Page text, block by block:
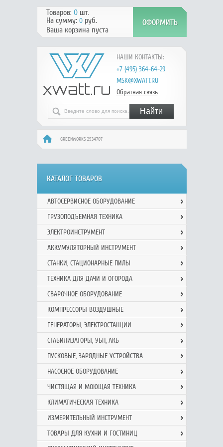
НАШИ КОНТАКТЫ:
+7 (495) 364-64-29
MSK@XWATT.RU
Обратная связь
Товаров: 0шт.
На сумму: 0руб.
Ваша корзина пуста
GREENWORKS 2934707
КАТАЛОГ ТОВАРОВ
АВТОСЕРВИСНОЕ ОБОРУДОВАНИЕ
ГРУЗОПОДЪЕМНАЯ ТЕХНИКА
ЭЛЕКТРОИНСТРУМЕНТ
АККУМУЛЯТОРНЫЙ ИНСТРУМЕНТ
СТАНКИ, СТАЦИОНАРНЫЕ ПИЛЫ
ТЕХНИКА ДЛЯ ДАЧИ И ОГОРОДА
СВАРОЧНОЕ ОБОРУДОВАНИЕ
КОМПРЕССОРЫ ВОЗДУШНЫЕ
ГЕНЕРАТОРЫ, ЭЛЕКТРОСТАНЦИИ
СТАБИЛИЗАТОРЫ, УБП, АКБ
ПУСКОВЫЕ, ЗАРЯДНЫЕ УСТРОЙСТВА
НАСОСНОЕ ОБОРУДОВАНИЕ
ЧИСТЯЩАЯ И МОЮЩАЯ ТЕХНИКА
КЛИМАТИЧЕСКАЯ ТЕХНИКА
ИЗМЕРИТЕЛЬНЫЙ ИНСТРУМЕНТ
ТОВАРЫ ДЛЯ КУХНИ И ГОСТИНИЦ